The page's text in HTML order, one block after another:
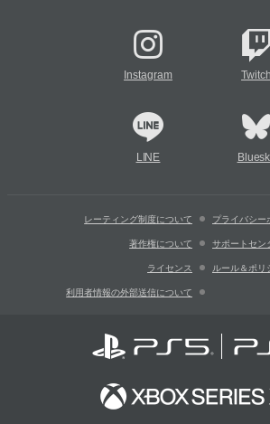
Instagram Twitch
LINE
レーティング制度について プライバシー
著作権について サポートセン
ライセンス ルール＆ポリ
利用者情報の外部送信について